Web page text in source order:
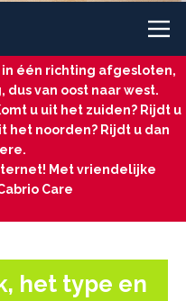
in één richting afgesloten,
dus van oost naar west.
u uit het zuiden? Rijdt u
het noorden? Rijdt u dan
Met vriendelijke
Care
het type en